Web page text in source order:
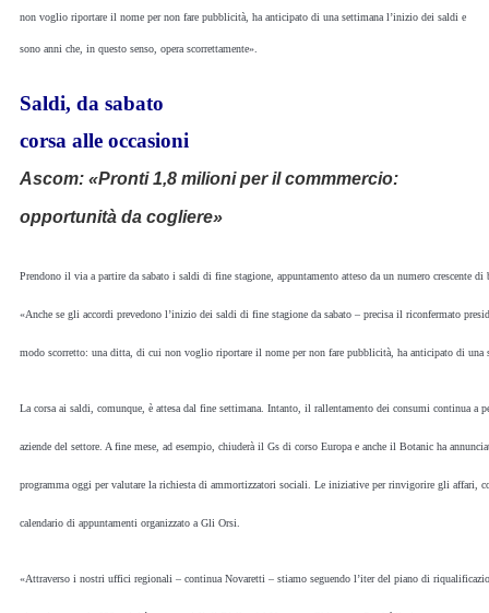
non voglio riportare il nome per non fare pubblicità, ha anticipato di una settimana l’inizio dei saldi e
sono anni che, in questo senso, opera scorrettamente».
Saldi, da sabato
corsa alle occasioni
Ascom: «Pronti 1,8 milioni per il commmercio:
opportunità da cogliere»
Prendono il via a partire da sabato i saldi di fine stagione, appuntamento atteso da un numero crescente
«Anche se gli accordi prevedono l’inizio dei saldi di fine stagione da sabato – precisa il riconfermato
modo scorretto: una ditta, di cui non voglio riportare il nome per non fare pubblicità, ha anticipato di una
La corsa ai saldi, comunque, è attesa dal fine settimana. Intanto, il rallentamento dei consumi continua
aziende del settore. A fine mese, ad esempio, chiuderà il Gs di corso Europa e anche il Botanic ha
programma oggi per valutare la richiesta di ammortizzatori sociali. Le iniziative per rinvigorire gli affari,
calendario di appuntamenti organizzato a Gli Orsi.
«Attraverso i nostri uffici regionali – continua Novaretti – stiamo seguendo l’iter del piano di